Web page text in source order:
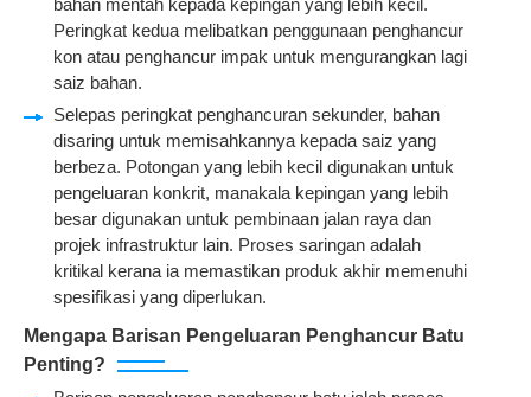
bahan mentah kepada kepingan yang lebih kecil.
Peringkat kedua melibatkan penggunaan penghancur
kon atau penghancur impak untuk mengurangkan lagi
saiz bahan.
Selepas peringkat penghancuran sekunder, bahan
disaring untuk memisahkannya kepada saiz yang
berbeza. Potongan yang lebih kecil digunakan untuk
pengeluaran konkrit, manakala kepingan yang lebih
besar digunakan untuk pembinaan jalan raya dan
projek infrastruktur lain. Proses saringan adalah
kritikal kerana ia memastikan produk akhir memenuhi
spesifikasi yang diperlukan.
Mengapa Barisan Pengeluaran Penghancur Batu
Penting?